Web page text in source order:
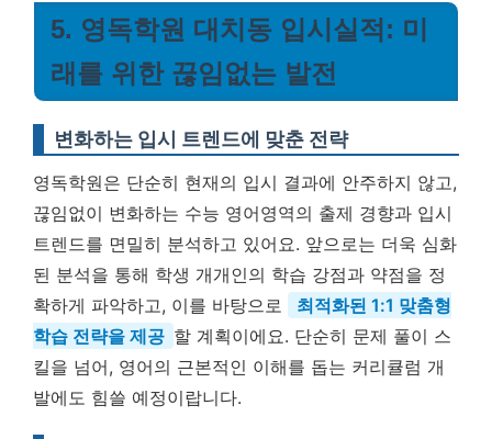
5. 영독학원 대치동 입시실적: 미
래를 위한 끊임없는 발전
변화하는 입시 트렌드에 맞춘 전략
영독학원은 단순히 현재의 입시 결과에 안주하지 않고,
끊임없이 변화하는 수능 영어영역의 출제 경향과 입시
트렌드를 면밀히 분석하고 있어요. 앞으로는 더욱 심화
된 분석을 통해 학생 개개인의 학습 강점과 약점을 정
확하게 파악하고, 이를 바탕으로
최적화된 1:1 맞춤형
학습 전략을 제공 할 계획이에요. 단순히 문제 풀이 스
킬을 넘어, 영어의 근본적인 이해를 돕는 커리큘럼 개
발에도 힘쓸 예정이랍니다.